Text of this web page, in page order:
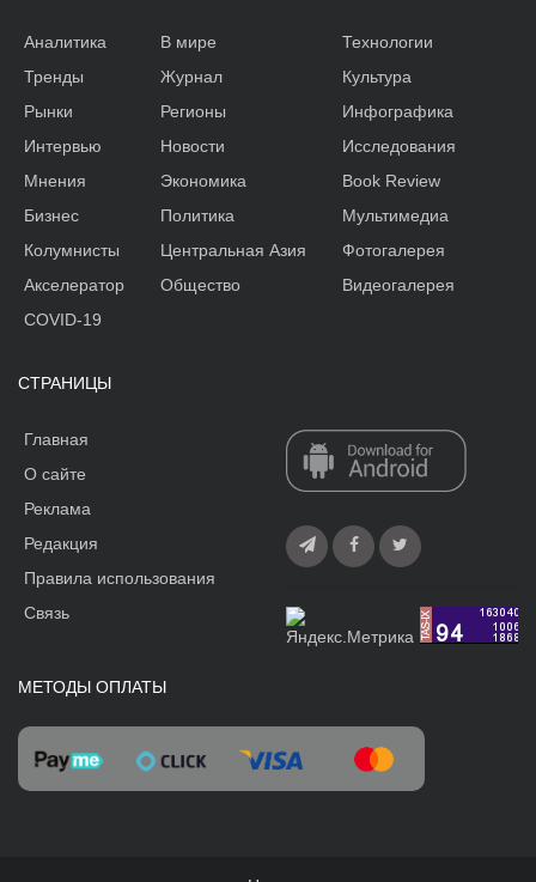
Аналитика
Тренды
Рынки
Интервью
Мнения
Бизнес
Колумнисты
Акселератор
В мире
Журнал
Регионы
Новости
Экономика
Политика
Центральная Азия
Общество
Технологии
Культура
Инфографика
Исследования
Book Review
Мультимедиа
Фотогалерея
Видеогалерея
COVID-19
СТРАНИЦЫ
Главная
О сайте
Реклама
Редакция
Правила использования
Связь
МЕТОДЫ ОПЛАТЫ